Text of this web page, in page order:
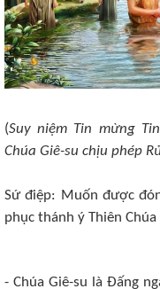
(Suy niệm Tin mừng
Chúa Giê-su chịu phép
Sứ điệp: Muốn được
phục thánh ý Thiên Chúa
- Chúa Giê-su là Đấng